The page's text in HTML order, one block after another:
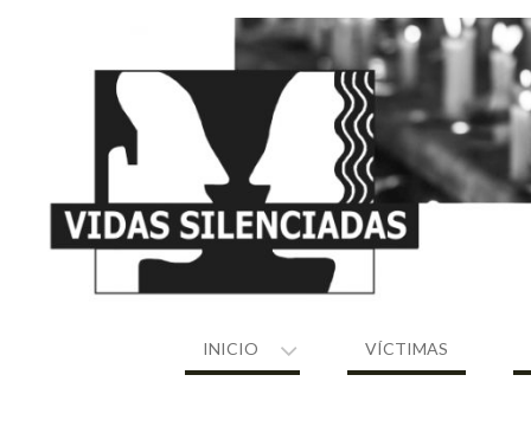
INICIO VÍCTIMAS